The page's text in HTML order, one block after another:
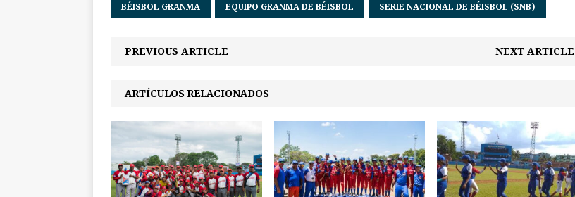
BÉISBOL GRANMA EQUIPO GRANMA DE BÉISBOL SERIE NACIONAL DE BÉISBOL (SNB)
PREVIOUS ARTICLE NEXT ARTICLE
ARTÍCULOS RELACIONADOS